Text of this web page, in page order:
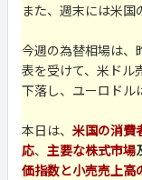
また、週末には米国
今週の為替相場は、
表を受けて、米ドル
下落し、ユーロドル
本日は、 米国の消費
応、 主要な株式市場
価指数と小売売上高